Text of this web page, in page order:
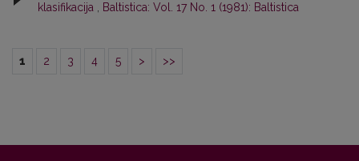
klasifikacija
Baltistica: Vol. 17 No. 1 (1981): Baltistica
1 2 3 4 5 > >>